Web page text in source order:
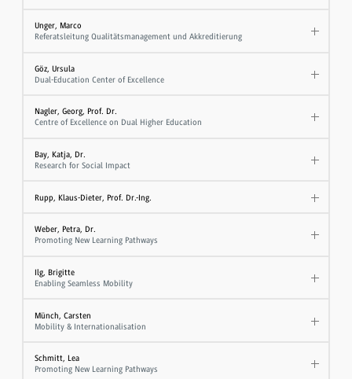
Unger, Marco
Referatsleitung Qualitätsmanagement und Akkreditierung
Göz, Ursula
Dual-Education Center of Excellence
Nagler, Georg, Prof. Dr.
Centre of Excellence on Dual Higher Education
Bay, Katja, Dr.
Research for Social Impact
Rupp, Klaus-Dieter, Prof. Dr.-Ing.
Weber, Petra, Dr.
Promoting New Learning Pathways
Ilg, Brigitte
Enabling Seamless Mobility
Münch, Carsten
Mobility & Internationalisation
Schmitt, Lea
Promoting New Learning Pathways